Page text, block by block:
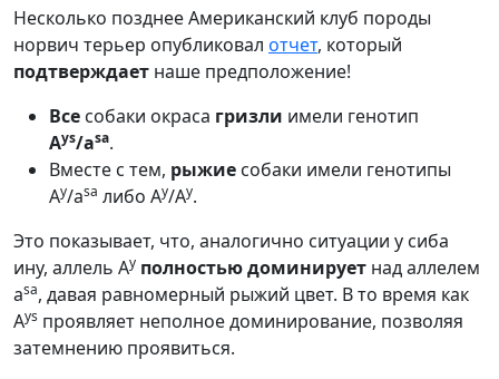
Несколько позднее Американский клуб породы
норвич терьер опубликовал отчет, который
подтверждает наше предположение!
Все собаки окраса гризли имели генотип
Ays/asa.
Вместе с тем, рыжие собаки имели генотипы
Ay/asa либо Ay/Ay.
Это показывает, что, аналогично ситуации у сиба
ину, аллель Ay полностью доминирует над аллелем
asa, давая равномерный рыжий цвет. В то время как
Ays проявляет неполное доминирование, позволяя
затемнению проявиться.